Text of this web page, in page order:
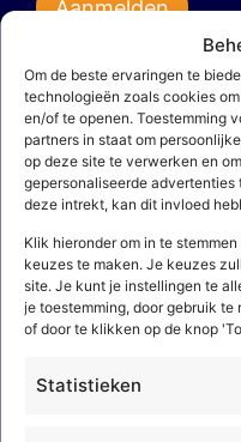
Om de beste ervaringen te
technologieën zoals cookies
en/of te openen. Toestemming
partners in staat om
op deze site te verwerken en
gepersonaliseerde
deze intrekt, kan dit invloed
Klik hieronder om in te
keuzes te maken. Je keuzes
site. Je kunt je instellingen te
je toestemming, door gebruik
of door te klikken op de knop
Statistieken
onze privacy- en
reCAPTCHA en hetprivacybeleid
van toepassing.
Installatiebedrijven
Elektrotechniek en
Sanitair
Brandbeveiliging
Regeltechniek